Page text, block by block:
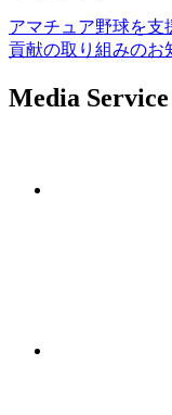
アマチュア野球を支
貢献の取り組みのお
Media